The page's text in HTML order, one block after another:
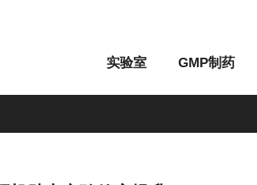
实验室 GMP制药